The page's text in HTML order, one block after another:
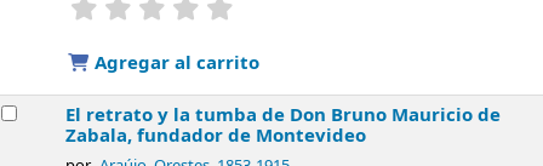
Agregar al carrito
El retrato y la tumba de Don Bruno Mauricio de
Zabala, fundador de Montevideo